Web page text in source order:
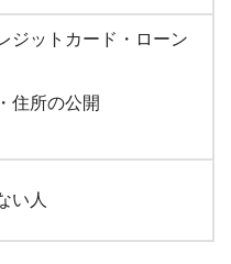
ジットカード・ローン
住所の公開
い人